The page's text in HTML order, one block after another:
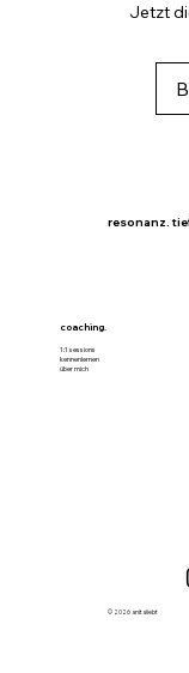
Jetzt
resonanz.
coaching.
1:1 sessions
kennenlernen
über mich
© 2026 anitaliebt